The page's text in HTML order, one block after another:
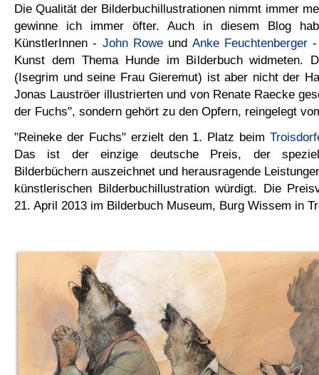
Die Qualität der Bilderbuchillustrationen nimmt immer
gewinne ich immer öfter. Auch in diesem Blog
KünstlerInnen - John Roweund Anke Feuchtenberger-
Kunst dem Thema Hunde im Bilderbuch widmeten.
(Isegrim und seine Frau Gieremut) ist aber nicht der
Jonas Lauströer illustrierten und von Renate Raecke
der Fuchs", sondern gehört zu den Opfern, reingelegt
"Reineke der Fuchs" erzielt den 1. Platz beim
Das ist der einzige deutsche Preis, der
Bilderbüchern auszeichnet und herausragende
künstlerischen Bilderbuchillustration würdigt. Die
21. April 2013 im Bilderbuch Museum, Burg Wissem in